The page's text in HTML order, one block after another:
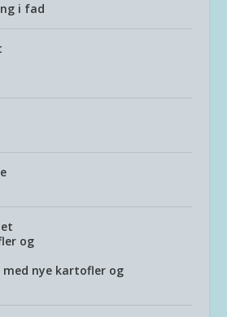
i fad
med nye kartofler og